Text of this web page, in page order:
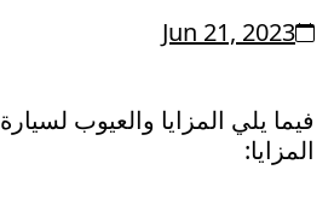
Jun 21, 2023
فيما يلي المزايا والعيوب لسيارة
المزايا: